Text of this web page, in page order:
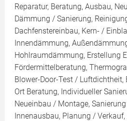
Reparatur, Beratung, Ausbau,
Dämmung / Sanierung,
Dachfenstereinbau, Kern- /
Innendämmung,
Hohlraumdämmung, Erstellung
Fördermittelberatung,
Blower-Door-Test / Luftdichtheit,
Ort Beratung, Individueller
Neueinbau / Montage,
Innenausbau, Planung /